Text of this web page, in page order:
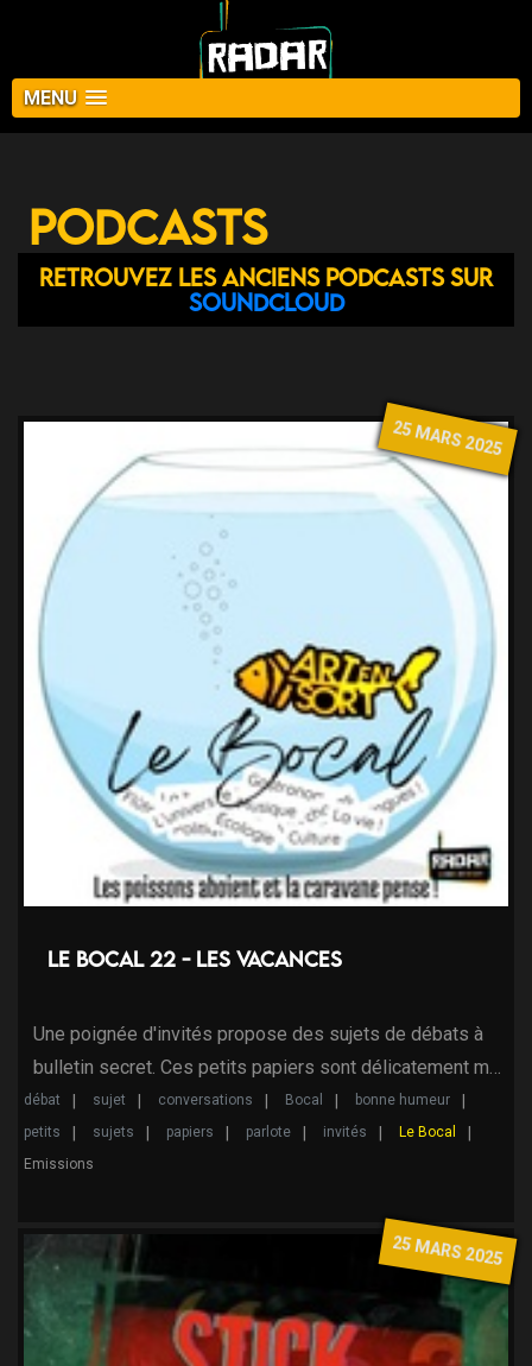
MENU
Podcasts
Retrouvez les anciens podcasts sur
Soundcloud
25 MARS 2025
Le Bocal 22 - Les Vacances
Une poignée d'invités propose des sujets de débats à
bulletin secret. Ces petits papiers sont délicatement m…
débat sujet conversations Bocal
bonne humeur
petits
sujets papiers parlote invités
Le Bocal
Emissions
25 MARS 2025